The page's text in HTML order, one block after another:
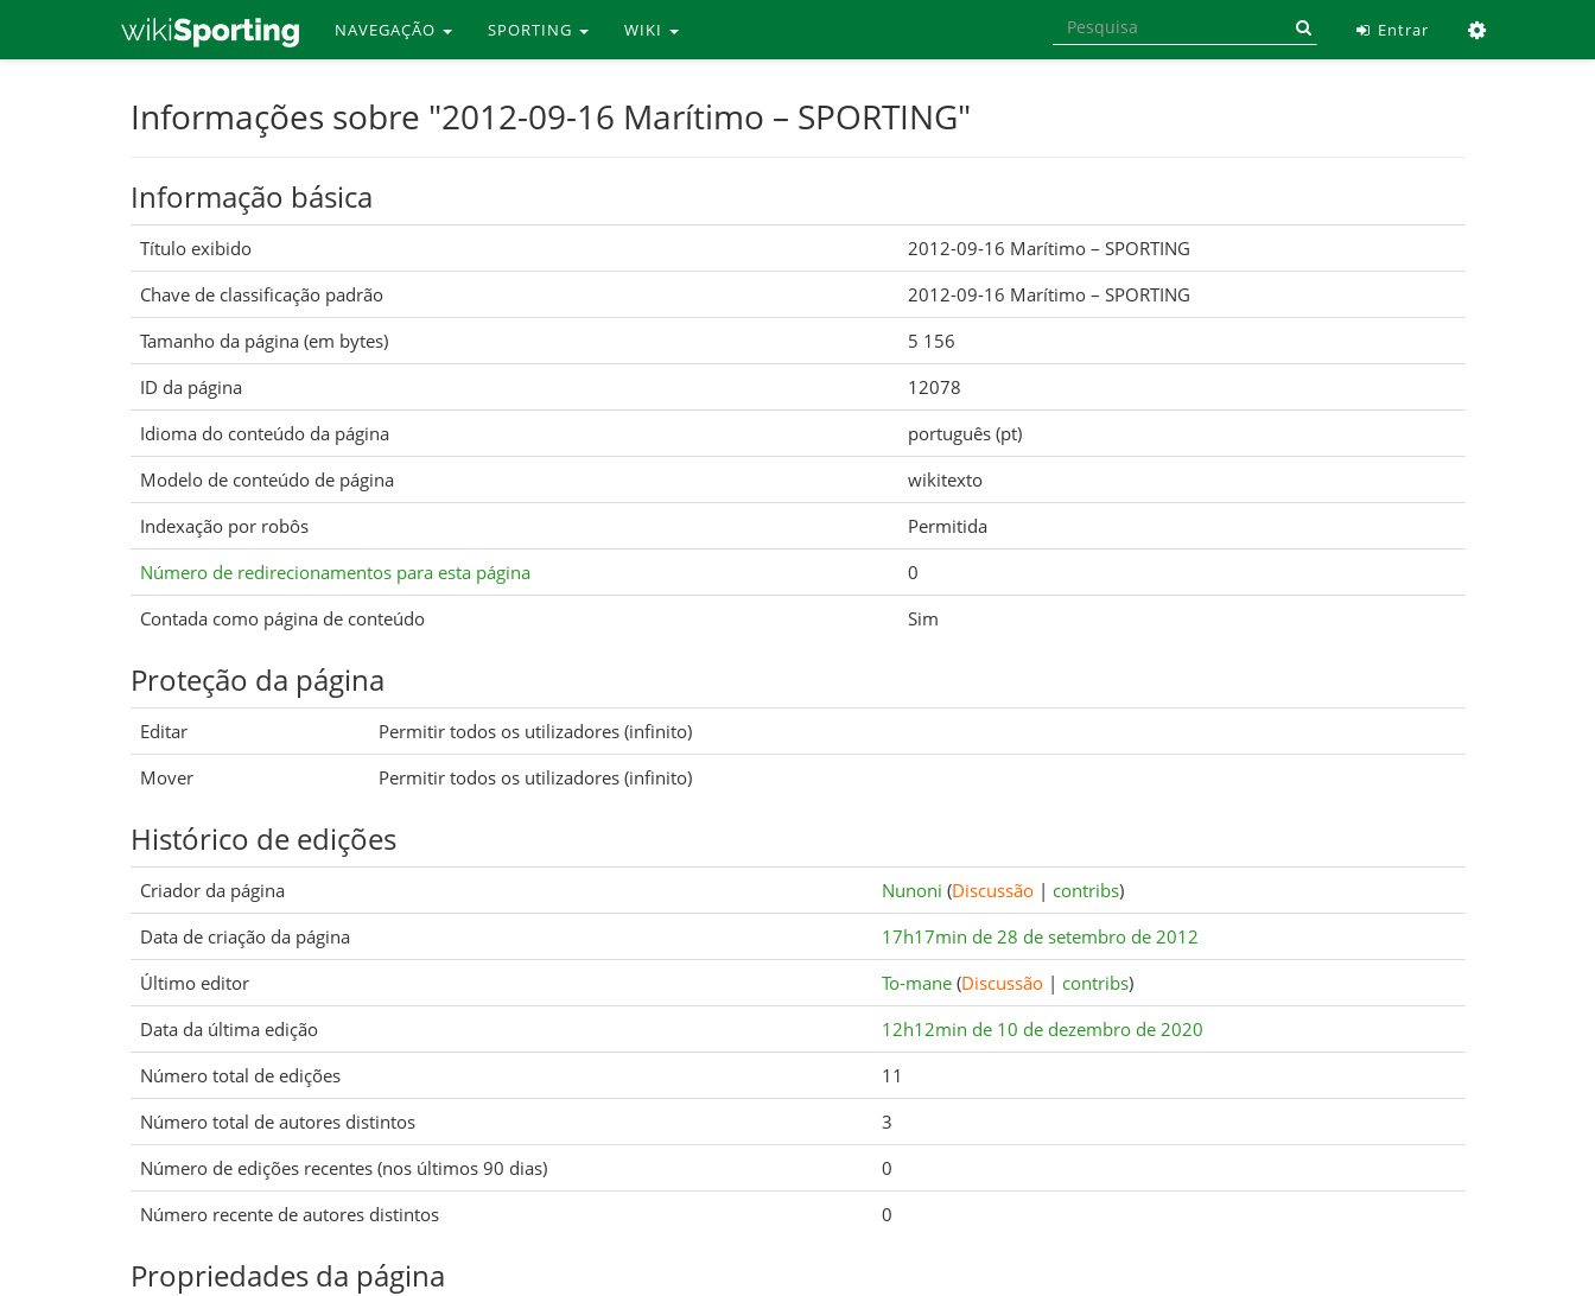
NAVEGAÇÃO SPORTING WIKI Entrar
Informações sobre "2012-09-16 Marítimo – SPORTING"
Informação básica
Título exibido
2012-09-16 Marítimo – SPORTING
Chave de classificação padrão
2012-09-16 Marítimo – SPORTING
Tamanho da página (em bytes)
5 156
ID da página
12078
Idioma do conteúdo da página
português (pt)
Modelo de conteúdo de página
wikitexto
Indexação por robôs
Permitida
Número de redirecionamentos para esta página
0
Contada como página de conteúdo
Sim
Proteção da página
Editar
Permitir todos os utilizadores (infinito)
Mover
Permitir todos os utilizadores (infinito)
Histórico de edições
Criador da página Nunoni (Discussão| contribs)
Data de criação da página
17h17min de 28 de setembro de 2012
Último editor
To-mane (Discussão| contribs)
Data da última edição
12h12min de 10 de dezembro de 2020
Número total de edições
11
Número total de autores distintos
3
Número de edições recentes (nos últimos 90 dias)
0
Número recente de autores distintos
0
Propriedades da página